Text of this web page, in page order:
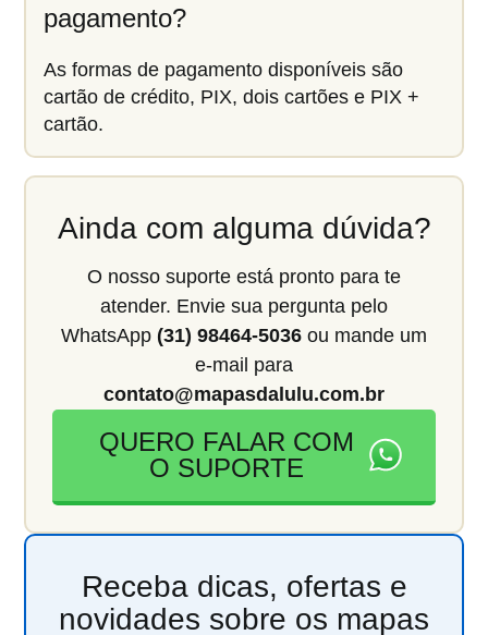
pagamento?
As formas de pagamento disponíveis são
cartão de crédito, PIX, dois cartões e PIX +
cartão.
Ainda com alguma dúvida?
O nosso suporte está pronto para te
atender. Envie sua pergunta pelo
WhatsApp (31) 98464-5036 ou mande um
e-mail para
contato@mapasdalulu.com.br
QUERO FALAR COM
O SUPORTE
Receba dicas, ofertas e
novidades sobre os mapas